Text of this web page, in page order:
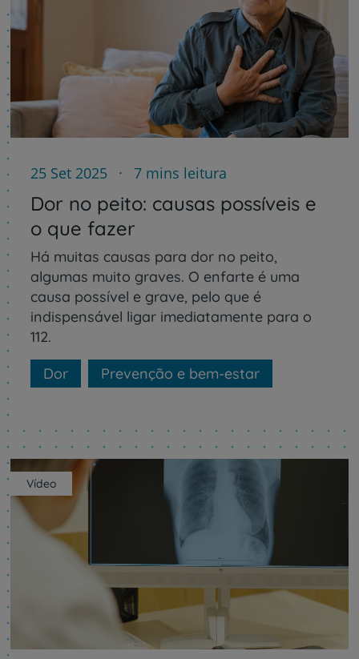
25 Set 2025 7 mins leitura
Dor no peito: causas possíveis e
o que fazer
Há muitas causas para dor no peito,
algumas muito graves. O enfarte é uma
causa possível e grave, pelo que é
indispensável ligar imediatamente para o
112.
Dor
Prevenção e bem-estar
Vídeo